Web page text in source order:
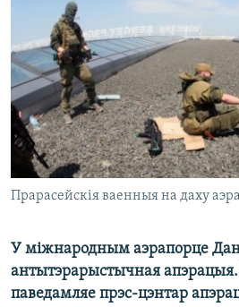
КУЛЬТУРА
КАЛЯНДАР
НА ХВАЛЯХ СВАБОДЫ
Прарасейскія ваенныя на даху
У міжнародным аэрапорце
антытэрарыстычная апэрацыя.
паведамляе прэс-цэнтар